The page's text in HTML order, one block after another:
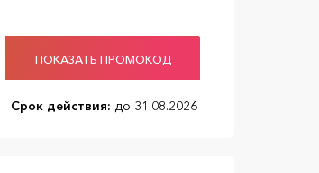
ПОКАЗАТЬ ПРОМОКОД
Срок действия: до 31.08.2026